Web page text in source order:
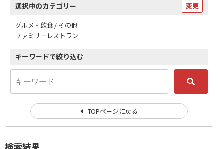
検索結果
選択中のカテゴリー 変更
グルメ・飲食 / その他
ファミリーレストラン
キーワードで絞り込む
TOPページに戻る